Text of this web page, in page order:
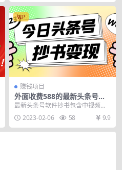
VIP
赚钱项目
外面收费588的最新头条号软
件自动抄书变现玩法，单号一
最新头条号软件抄书包含中视频抄
书玩法我们免去了手写抄书的烦恼
提供了全自动化软件抄...
2023-02-06 58 9.9